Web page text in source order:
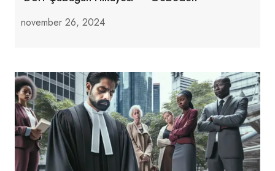
november 26, 2024